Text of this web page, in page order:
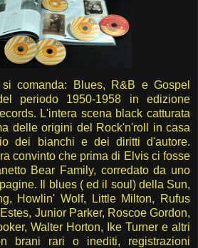
comanda: Blues, R&B e Gospel
periodo 1950-1958 in edizione
L'intera scena black catturata
delle origini del Rock'n'roll in casa
dei bianchi e dei diritti d'autore.
convinto che prima di Elvis ci fosse
Bear Family, corredato da uno
Il blues ( ed il soul) della Sun,
Howlin' Wolf, Little Milton, Rufus
Junior Parker, Roscoe Gordon,
Walter Horton, Ike Turner e altri
brani rari o inediti, registrazioni